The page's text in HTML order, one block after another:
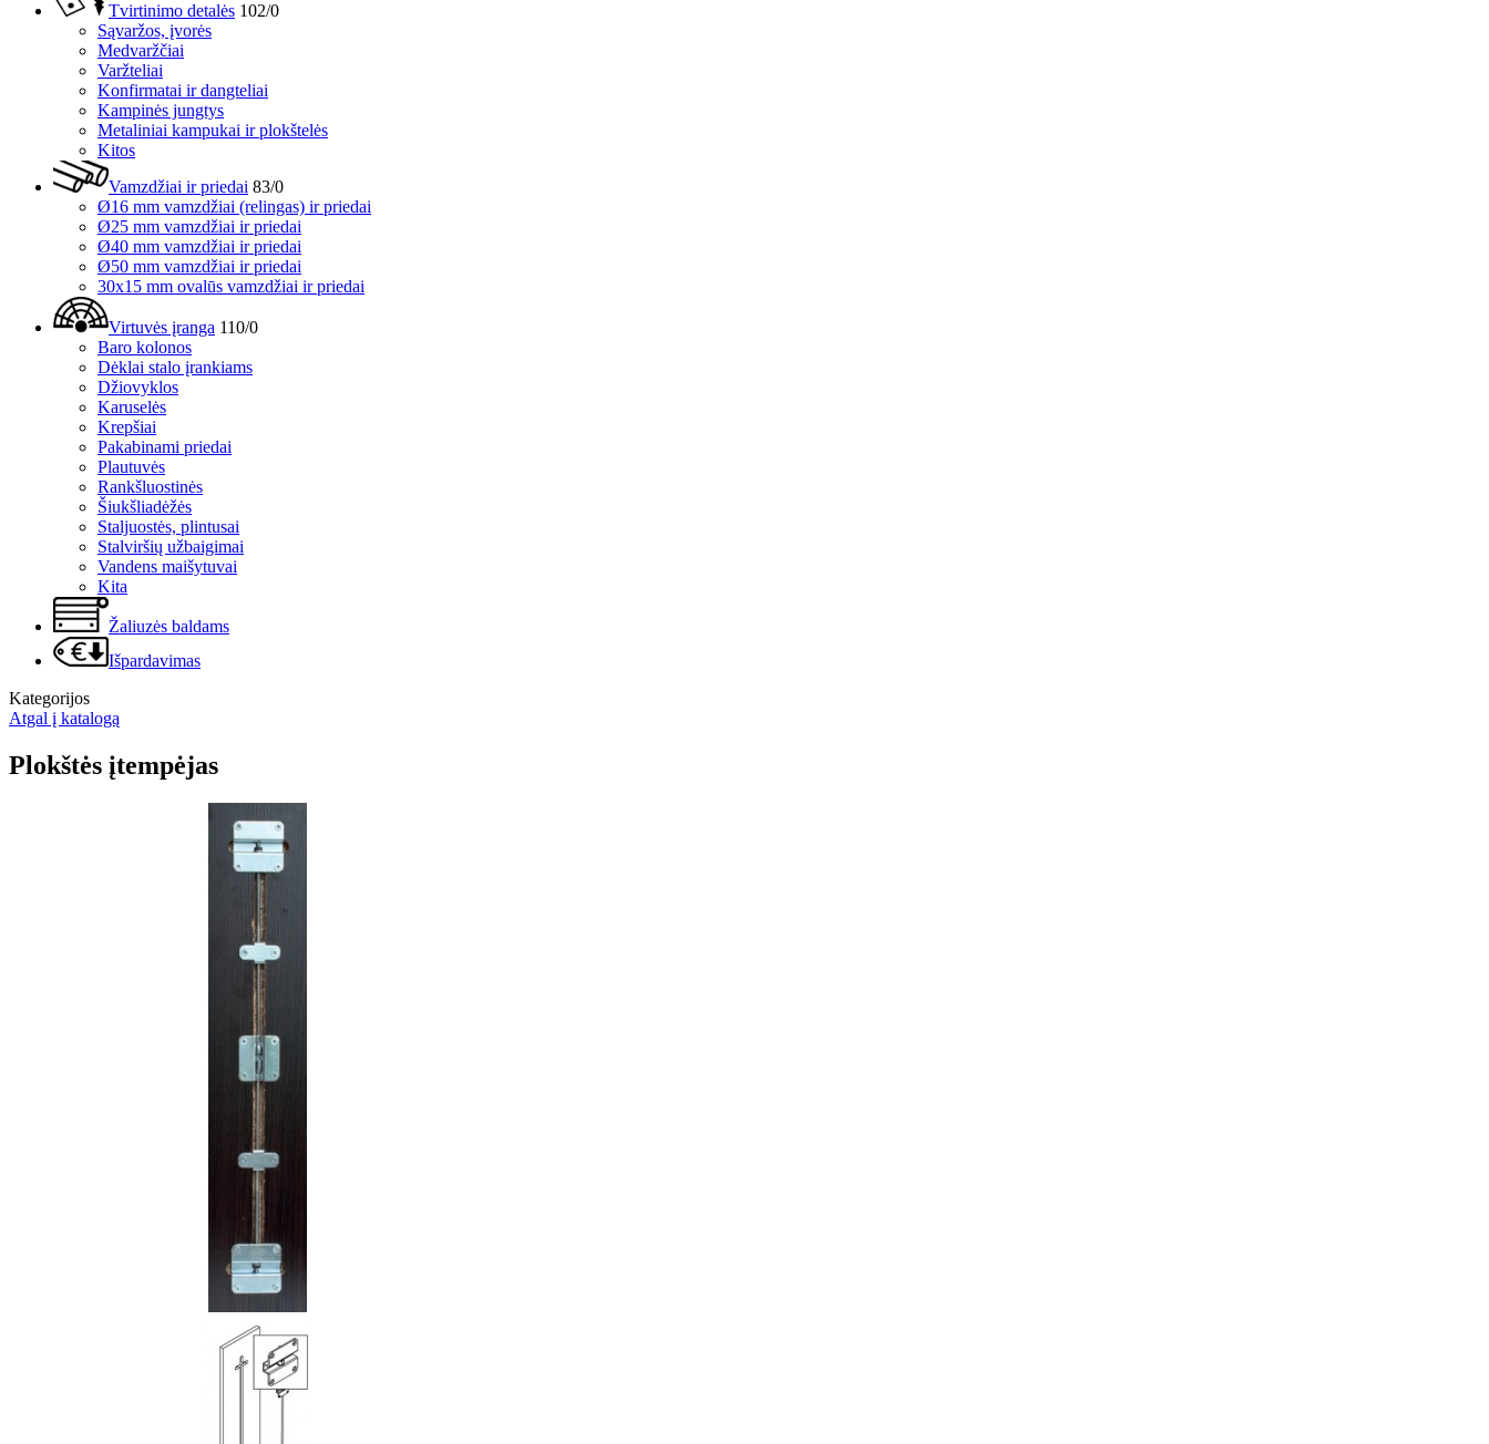
Tvirtinimo detalės 102/0
Sąvaržos, įvorės
Medvaržčiai
Varžteliai
Konfirmatai ir dangteliai
Kampinės jungtys
Metaliniai kampukai ir plokštelės
Kitos
Vamzdžiai ir priedai 83/0
Ø16 mm vamzdžiai (relingas) ir priedai
Ø25 mm vamzdžiai ir priedai
Ø40 mm vamzdžiai ir priedai
Ø50 mm vamzdžiai ir priedai
30x15 mm ovalūs vamzdžiai ir priedai
Virtuvės įranga 110/0
Baro kolonos
Dėklai stalo įrankiams
Džiovyklos
Karuselės
Krepšiai
Pakabinami priedai
Plautuvės
Rankšluostinės
Šiukšliadėžės
Staljuostės, plintusai
Stalviršių užbaigimai
Vandens maišytuvai
Kita
Žaliuzės baldams
Išpardavimas
Kategorijos
Atgal į katalogą
Plokštės įtempėjas